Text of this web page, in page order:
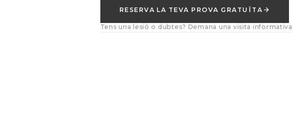
RESERVA LA TEVA PROVA GRATUÏTA
Tens una lesió o dubtes? Demana una visita informativa